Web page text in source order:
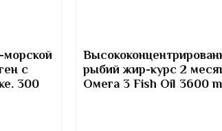
с
300
рыбий жир-курс 2
Омега 3 Fish Oil 3600